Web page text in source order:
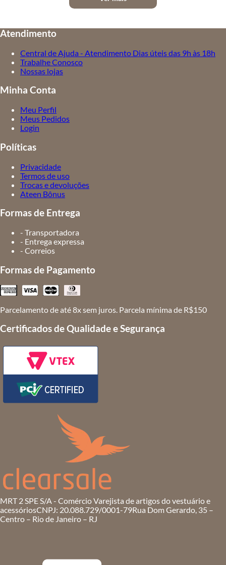
Atendimento
Central de Ajuda - Atendimento Dias úteis das 9h às 18h
Trabalhe Conosco
Nossas lojas
Minha Conta
Meu Perfil
Meus Pedidos
Login
Políticas
Privacidade
Termos de uso
Trocas e devoluções
Ateen Bônus
Formas de Entrega
- Transportadora
- Entrega expressa
- Correios
Formas de Pagamento
Parcelamento de até 8x sem juros. Parcela mínima de R$150
Certificados de Qualidade e Segurança
MRT 2 SPE S/A - Comércio Varejista de artigos do vestuário e
acessóriosCNPJ: 20.088.729/0001-79Rua Dom Gerardo, 35 –
Centro – Rio de Janeiro – RJ